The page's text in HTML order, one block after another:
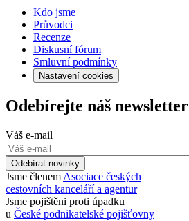
Kdo jsme
Průvodci
Recenze
Diskusní fórum
Smluvní podmínky
Nastavení cookies
Odebírejte náš newsletter
Váš e-mail
Odebírat novinky
Jsme členem Asociace českých
cestovních kanceláří a agentur
Jsme pojištěni proti úpadku
u České podnikatelské pojišťovny